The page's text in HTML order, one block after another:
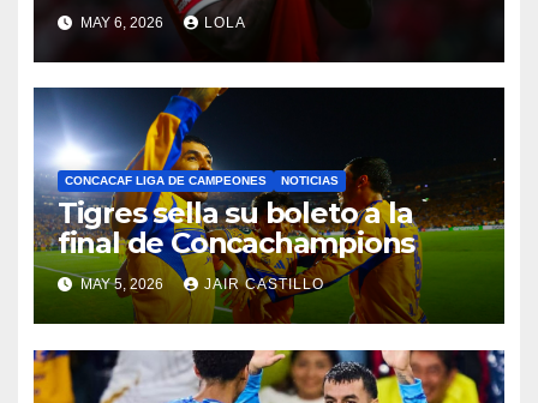
MAY 6, 2026 LOLA
CONCACAF LIGA DE CAMPEONES NOTICIAS
Tigres sella su boleto a la
final de Concachampions
MAY 5, 2026 JAIR CASTILLO